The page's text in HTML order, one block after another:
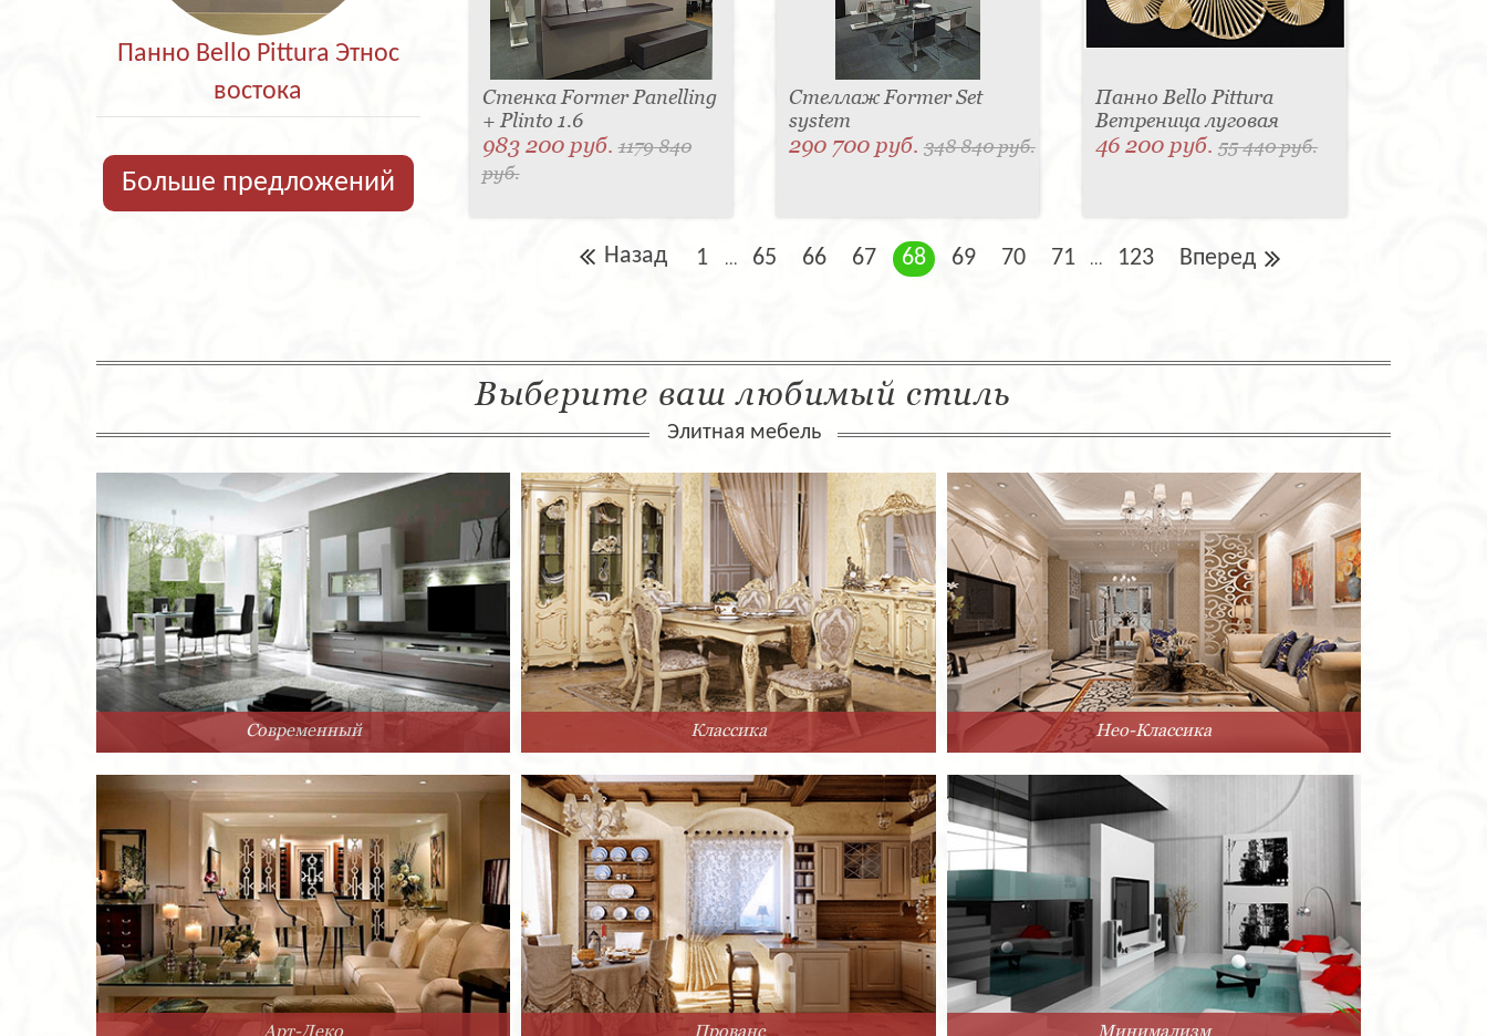
Панно Bello Pittura Этнос
востока
Больше предложений
Стенка Former Panelling
+ Plinto 1.6
983 200 руб.1179 840
руб.
Стеллаж Former Set
system
290 700 руб. 348 840 руб.
Панно Bello Pittura
Ветреница луговая
46 200 руб.55 440 руб.
Назад 1 ... 65 66 67 68 69 70 71 ... 123 Вперед
Выберите ваш любимый стиль
Элитная мебель
Современный Классика Нео-Классика
Арт-Деко Прованс Минимализм